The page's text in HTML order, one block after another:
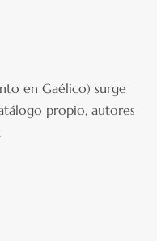
en Gaélico) surge
propio, autores
.